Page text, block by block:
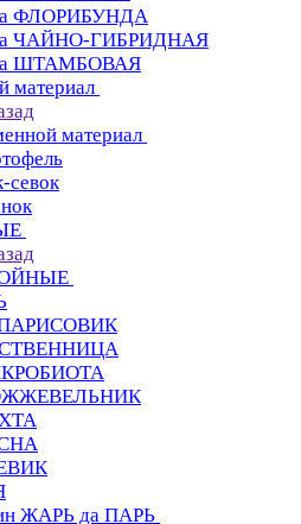
ФЛОРИБУНДА
ЧАЙНО-ГИБРИДНАЯ
ШТАМБОВАЯ
материал
материал
севок
ЖАРЬ да ПАРЬ